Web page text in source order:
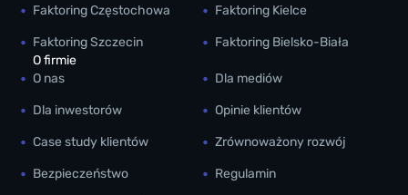
Faktoring Częstochowa Faktoring Kielce
Faktoring Szczecin
Faktoring Bielsko-Biała
O firmie
O nas
Dla mediów
Dla inwestorów Opinie klientów
Case study klientów Zrównoważony rozwój
Bezpieczeństwo Regulamin